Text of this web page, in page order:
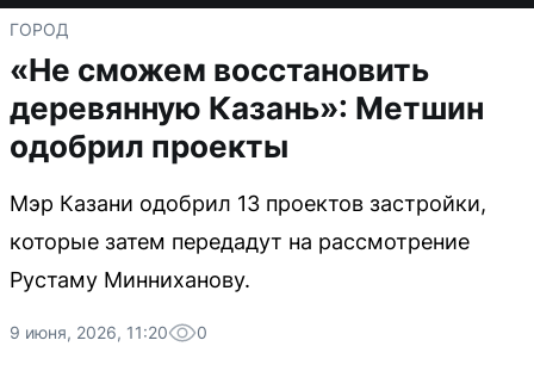
ГОРОД
«Не сможем восстановить
деревянную Казань»: Метшин
одобрил проекты
Мэр Казани одобрил 13 проектов застройки,
которые затем передадут на рассмотрение
Рустаму Минниханову.
9 июня, 2026, 11:20 0